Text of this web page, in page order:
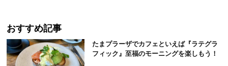
おすすめ記事
たまプラーザでカフェといえば『ラテグラ
フィック』至福のモーニングを楽しもう！